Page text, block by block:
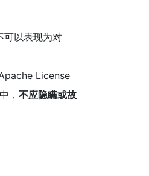
以表现为对
License
， 不应隐瞒或故